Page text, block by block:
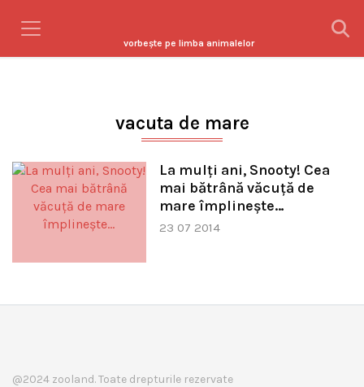
vorbeşte pe limba animalelor
vacuta de mare
La mulţi ani, Snooty! Cea
mai bătrână văcuţă de
mare împlineşte…
23 07 2014
@2024 zooland. Toate drepturile rezervate